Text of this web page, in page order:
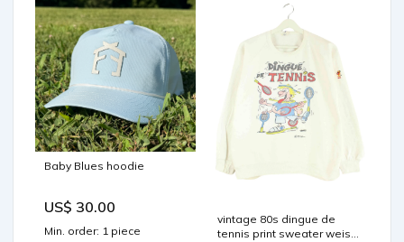
Baby Blues hoodie
US$ 30.00
Min. order: 1 piece
vintage 80s dingue de
tennis print sweater weiss